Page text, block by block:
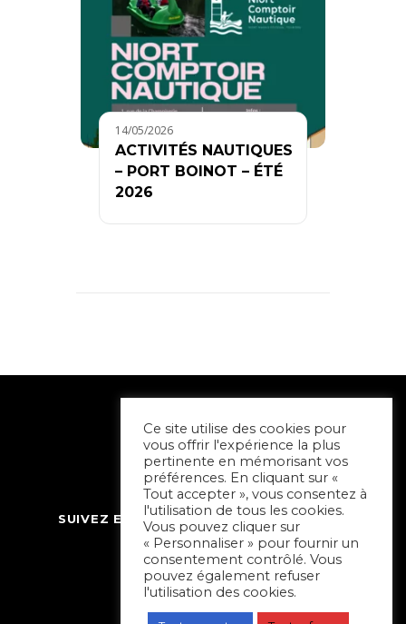
14/05/2026
ACTIVITÉS NAUTIQUES
– PORT BOINOT – ÉTÉ
2026
SUIVEZ ET CONTACTEZ SORTIR À NIORT
Ce site utilise des cookies pour
vous offrir l'expérience la plus
pertinente en mémorisant vos
préférences. En cliquant sur «
Tout accepter », vous consentez à
l'utilisation de tous les cookies.
Vous pouvez cliquer sur
« Personnaliser » pour fournir un
consentement contrôlé. Vous
pouvez également refuser
l'utilisation des cookies.